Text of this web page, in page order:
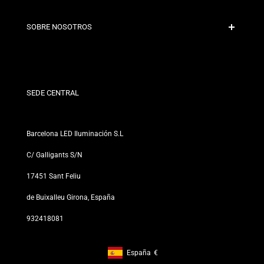
Contacto
SOBRE NOSOTROS
Nuestras Tiendas
SEDE CENTRAL
Barcelona LED Iluminación S.L
C/ Galligants S/N
17451 Sant Feliu
de Buixalleu Girona, España
932418081
Footer: España, €
España €